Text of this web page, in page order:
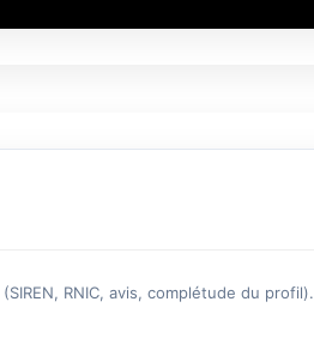
RNIC, avis, complétude du profil).